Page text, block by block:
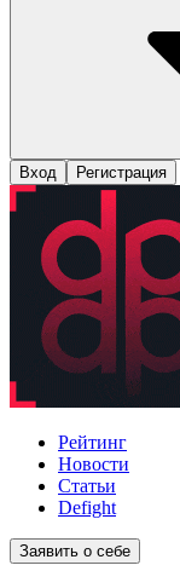
Вход Регистрация
Рейтинг
Новости
Статьи
Defight
Заявить о себе